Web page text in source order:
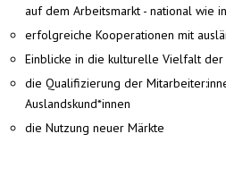
auf dem Arbeitsmarkt - national wie
erfolgreiche Kooperationen mit
Einblicke in die kulturelle Vielfalt der
die Qualifizierung der
Auslandskund*innen
die Nutzung neuer Märkte